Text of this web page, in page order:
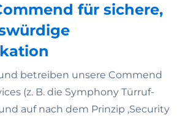
für sichere,
betreiben unsere Commend
(z. B. die Symphony Türruf-
auf nach dem Prinzip ‚Security